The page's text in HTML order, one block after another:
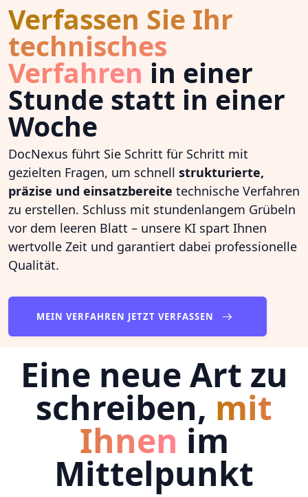
Verfassen Sie Ihr
technisches
Verfahren in einer
Stunde statt in einer
Woche
DocNexus führt Sie Schritt für Schritt mit
gezielten Fragen, um schnell strukturierte,
präzise und einsatzbereite technische Verfahren
zu erstellen. Schluss mit stundenlangem Grübeln
vor dem leeren Blatt – unsere KI spart Ihnen
wertvolle Zeit und garantiert dabei professionelle
Qualität.
MEIN VERFAHREN JETZT VERFASSEN
Eine neue Art zu
schreiben, mit
Ihnen im
Mittelpunkt